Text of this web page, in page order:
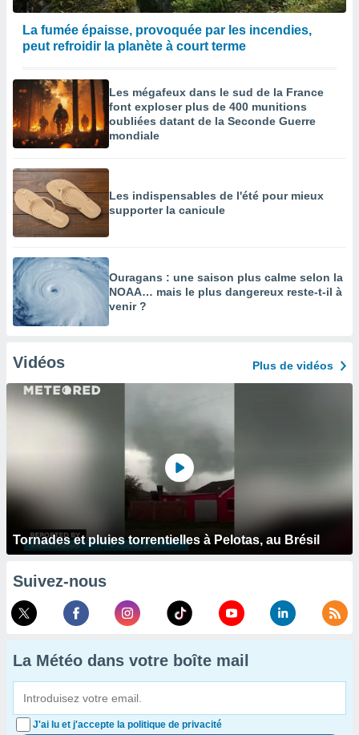
La fumée épaisse, provoquée par les incendies,
peut refroidir la planète à court terme
Les mégafeux dans le sud de la France
font exploser plus de 400 munitions
oubliées datant de la Seconde Guerre
mondiale
Les indispensables de l'été pour mieux
supporter la canicule
Ouragans : une saison plus calme selon la
NOAA… mais le plus dangereux reste-t-il à
venir ?
Vidéos Plus de vidéos
Tornades et pluies torrentielles à Pelotas, au Brésil
Suivez-nous
La Météo dans votre boîte mail
J'ai lu et j'accepte la politique de privacité